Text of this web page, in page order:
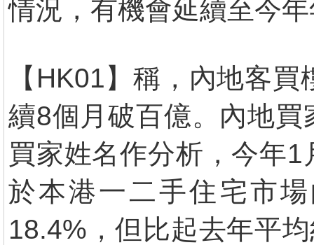
情況，有機會延續至今
【HK01】稱，內地客
續8個月破百億。內地
買家姓名作分析，今年
於本港一二手住宅市
18.4%，但比起去年平